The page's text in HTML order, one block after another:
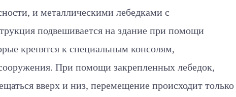
и металлическими лебедками с
подвешивается на здание при помощи
крепятся к специальным консолям,
При помощи закрепленных лебедок,
вверх и низ, перемещение происходит только